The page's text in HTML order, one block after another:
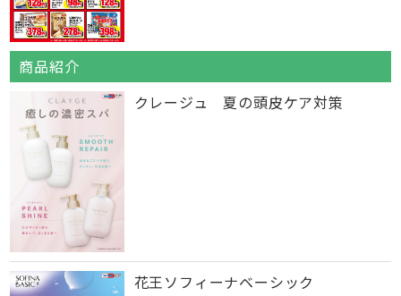
商品紹介
クレージュ 夏の頭皮ケア対策
花王ソフィーナベーシック